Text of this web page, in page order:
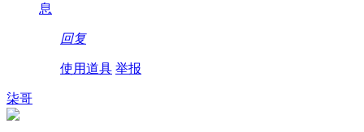
息
回复
使用道具 举报
柒哥